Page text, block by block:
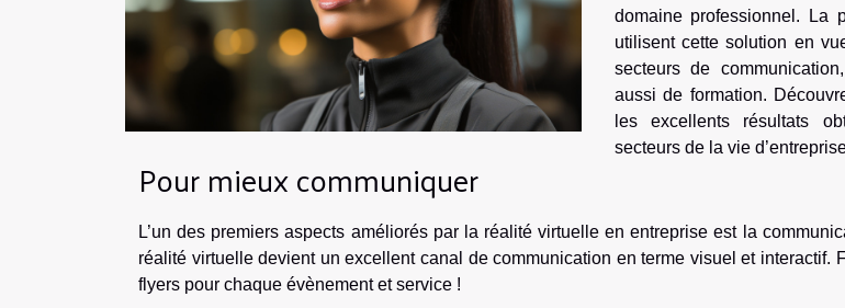
domaine professionnel. La
utilisent cette solution en
secteurs de
aussi de formation.
les excellents résultats
secteurs de la vie
Pour mieux communiquer
L’un des premiers aspects améliorés par la réalité virtuelle en entreprise est la
réalité virtuelle devient un excellent canal de communication en terme visuel et interactif.
flyers pour chaque évènement et service !